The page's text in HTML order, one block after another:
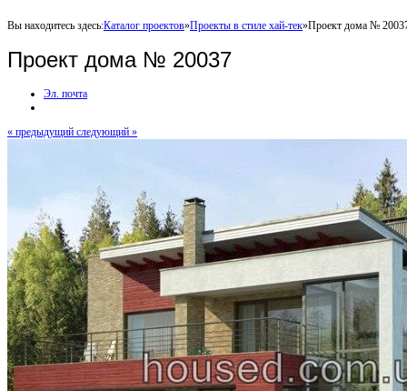
Вы находитесь здесь:Каталог проектов»Проекты в стиле хай-тек»Проект дома №
Проект дома № 20037
Эл. почта
« предыдущий следующий »